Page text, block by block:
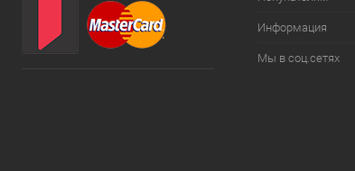
Информация
Мы в соц.сетях